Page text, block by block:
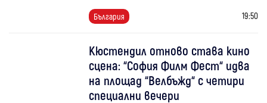
България 19:50
Кюстендил отново става кино
сцена: “София Филм Фест“ идва
на площад “Велбъжд“ с четири
специални вечери